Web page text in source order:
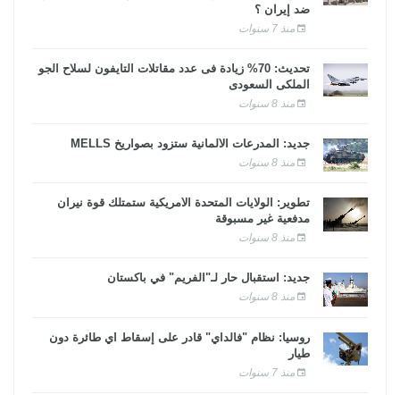
ضد إيران ؟
منذ 7 سنوات
تحديث: 70% زيادة فى عدد مقاتلات التايفون لسلاح الجو
الملكى السعودى
منذ 8 سنوات
جديد: المدرعات الألمانية ستزود بصواريخ MELLS
منذ 8 سنوات
تطوير: الولايات المتحدة الأمريكية ستمتلك قوة نيران
مدفعية غير مسبوقة
منذ 8 سنوات
جديد: استقبال حار لـ"الفريم" في باكستان
منذ 8 سنوات
روسيا: نظام "فالداي" قادر على إسقاط أي طائرة دون
طيار
منذ 7 سنوات